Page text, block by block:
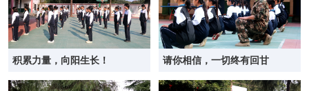
积累力量，向阳生长！ 请你相信，一切终有回甘